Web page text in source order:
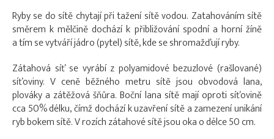
Ryby se do sítě chytají při tažení sítě vodou. Zatahováním sítě
směrem k mělčině dochází k přibližování spodní a horní žíně
a tím se vytváří jádro (pytel) sítě, kde se shromažďují ryby.
Zátahová síť se vyrábí z polyamidové bezuzlové (rašlované)
síťoviny. V ceně běžného metru sítě jsou obvodová lana,
plováky a zátěžová šňůra. Boční lana sítě mají oproti síťovině
cca 50% délku, čímž dochází k uzavření sítě a zamezení unikání
ryb bokem sítě. V rozích zátahové sítě jsou oka o délce 50 cm.